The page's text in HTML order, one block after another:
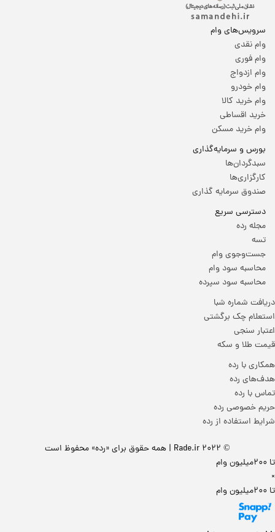
سرویس‌های وام
وام نقدی
وام فوری
وام ازدواج
وام خودرو
وام خرید کالا
خرید اقساطی
وام خرید مسکن
بورس و سرمایه‌گذاری
سبدگردان‌ها
کارگزاری‌ها
صندوق سرمایه گذاری
دسترسی سریع
مجله رده
تسه
جست‌وجوی وام
محاسبه سود وام
محاسبه سود سپرده
دریافت شماره شبا
استعلام چک برگشتی
اعتبار سنجی
قیمت طلا و سکه
همکاری با رده
هدف‌های رده
تماس‌ با‌ رده
حریم خصوصی رده
شرایط استفاده از رده
© 2022 Rade.ir | همه حقوق برای «رده» محفوظ است
تا 200میلیون وام
×
تا 200میلیون وام